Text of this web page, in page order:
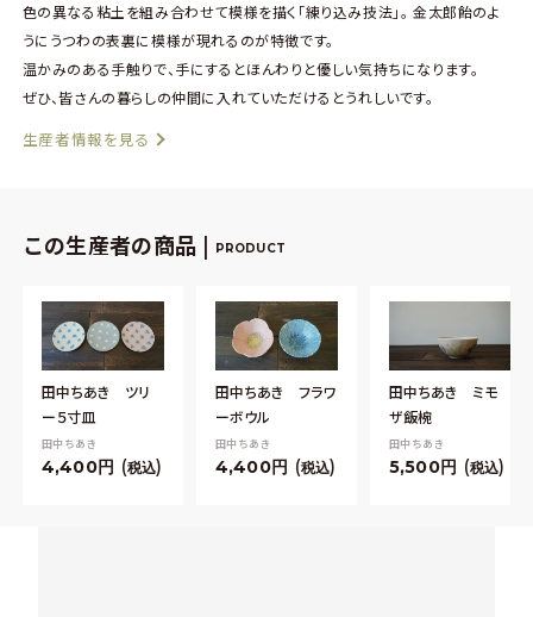
色の異なる粘土を組み合わせて模様を描く「練り込み技法」。 金太郎飴のよ
うにうつわの表裏に模様が現れるのが特徴です。
温かみのある手触りで、手にするとほんわりと優しい気持ちになります。
ぜひ、皆さんの暮らしの仲間に入れていただけるとうれしいです。
生産者情報を見る
この生産者の商品 | PRODUCT
田中ちあき ツリ
ー５寸皿
田中ちあき
4,400 税込
田中ちあき フラワ
ーボウル
田中ちあき
4,400 税込
田中ちあき ミモ
ザ飯椀
田中ちあき
5,500 税込